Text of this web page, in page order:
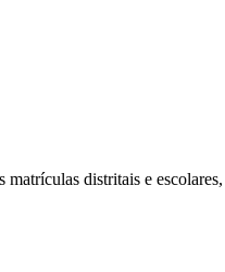
distritais e